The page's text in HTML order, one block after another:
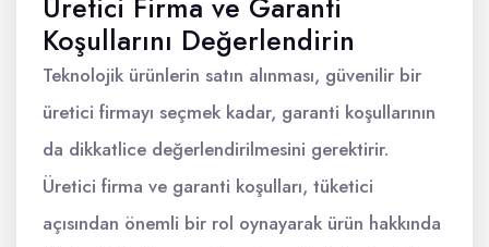
Koşullarını Değerlendirin
Teknolojik ürünlerin satın alınması, güvenilir bir
üretici firmayı seçmek kadar, garanti koşullarının
da dikkatlice değerlendirilmesini gerektirir.
Üretici firma ve garanti koşulları, tüketici
açısından önemli bir rol oynayarak ürün hakkında